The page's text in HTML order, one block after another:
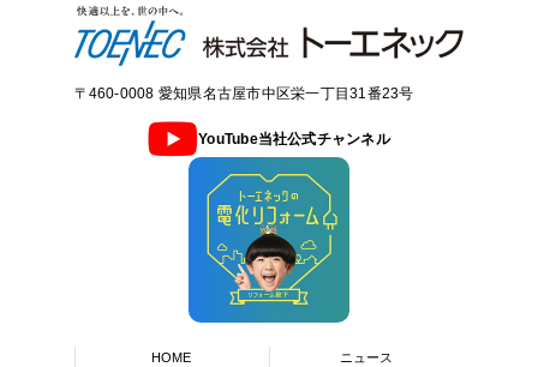
〒460-0008 愛知県名古屋市中区栄一丁目31番23号
YouTube当社公式チャンネル
HOME ニュース